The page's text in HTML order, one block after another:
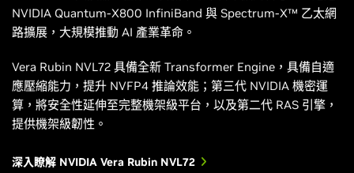
NVIDIA Quantum-X800 InfiniBand 與 Spectrum-X™ 乙太網
路擴展，大規模推動 AI 產業革命。
Vera Rubin NVL72 具備全新 Transformer Engine，具備自適
應壓縮能力，提升 NVFP4 推論效能；第三代 NVIDIA 機密運
算，將安全性延伸至完整機架級平台，以及第二代 RAS 引擎，
提供機架級韌性。
深入瞭解 NVIDIA Vera Rubin NVL72